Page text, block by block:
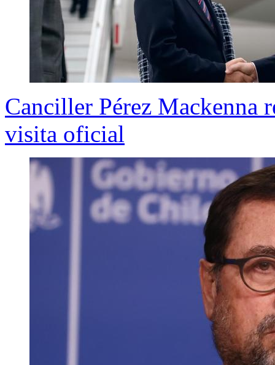
Canciller Pérez Mackenna
visita oficial